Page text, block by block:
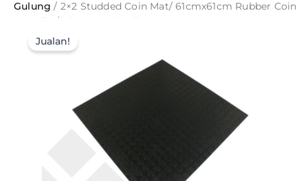
Gulung / 2×2 Studded Coin Mat/ 61cmx61cm Rubber Coin
Mat Tile / Cheap Anti – Slip Mat – RS22
Jualan!
was:
RM154.00. RM30.80.
Studded
Coin